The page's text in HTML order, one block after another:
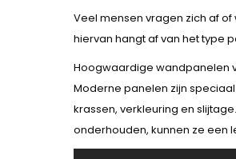
Veel mensen vragen zich af
hiervan hangt af van het type
Hoogwaardige wandpanelen
Moderne panelen zijn
krassen, verkleuring en
onderhouden, kunnen ze een